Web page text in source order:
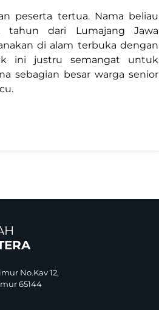
peserta tertua. Nama beliau
tahun dari Lumajang Jawa
di alam terbuka dengan
ini justru semangat untuk
sebagian besar warga senior
No.Kav 12,
65144